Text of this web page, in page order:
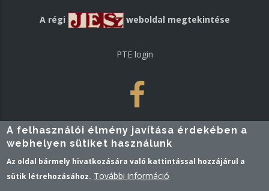
A régi weboldal megtekintése
PTE login
A felhasználói élmény javítása érdekében a
webhelyen sütiket használunk
Az oldal bármely hivatkozására való kattintással hozzájárul a
sütik létrehozásához. További információ